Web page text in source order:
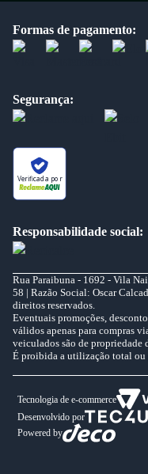
Formas de pagamento:
Segurança:
Verificada por
Responsabilidade social:
Rua Paraibuna - 1692 - Vila
58 | Razão Social: Oscar
direitos reservados.
Eventuais promoções,
válidos apenas para compras
veiculados são de propriedade
É proibida a utilização total ou
Tecnologia de e-commerce
Desenvolvido por
Powered by